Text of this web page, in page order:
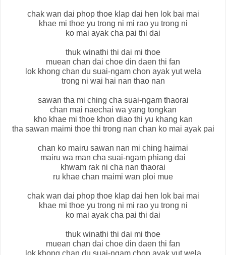
chak wan dai phop thoe klap dai hen lok bai mai
khae mi thoe yu trong ni mi rao yu trong ni
ko mai ayak cha pai thi dai
thuk winathi thi dai mi thoe
muean chan dai choe din daen thi fan
lok khong chan du suai-ngam chon ayak yut wela
trong ni wai hai nan thao nan
sawan tha mi ching cha suai-ngam thaorai
chan mai naechai wa yang tongkan
kho khae mi thoe khon diao thi yu khang kan
tha sawan maimi thoe thi trong nan chan ko mai ayak pai
chan ko mairu sawan nan mi ching haimai
mairu wa man cha suai-ngam phiang dai
khwam rak ni cha nan thaorai
ru khae chan maimi wan ploi mue
chak wan dai phop thoe klap dai hen lok bai mai
khae mi thoe yu trong ni mi rao yu trong ni
ko mai ayak cha pai thi dai
thuk winathi thi dai mi thoe
muean chan dai choe din daen thi fan